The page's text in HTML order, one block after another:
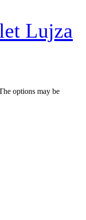
Lujza
options may be